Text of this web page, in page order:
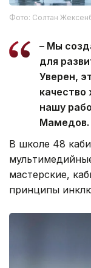
Фото: Солтан
– Мы
для
Уверен,
качество
нашу
Мамедов.
В школе 48
мастерские,
принципы